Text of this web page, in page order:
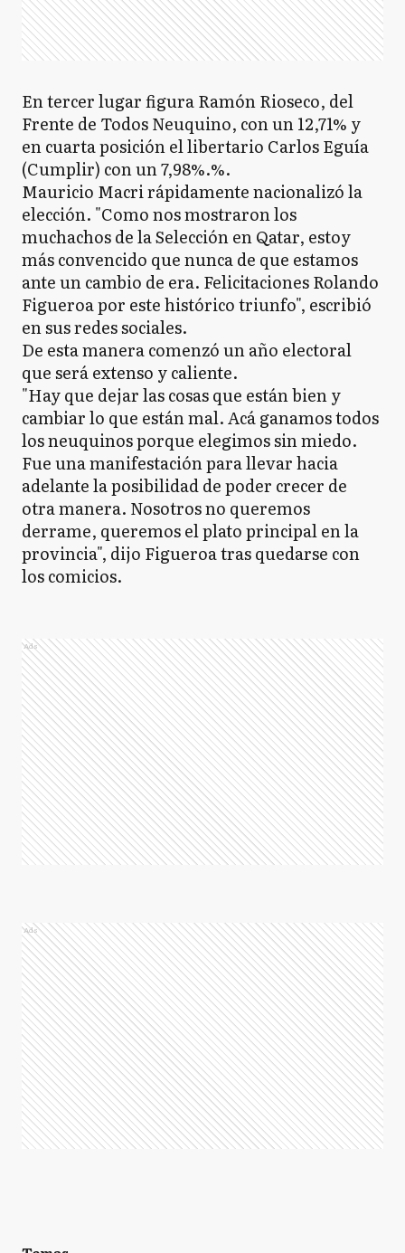
En tercer lugar figura Ramón Rioseco, del
Frente de Todos Neuquino, con un 12,71% y
en cuarta posición el libertario Carlos Eguía
(Cumplir) con un 7,98%.%.
Mauricio Macri rápidamente nacionalizó la
elección. "Como nos mostraron los
muchachos de la Selección en Qatar, estoy
más convencido que nunca de que estamos
ante un cambio de era. Felicitaciones Rolando
Figueroa por este histórico triunfo", escribió
en sus redes sociales.
De esta manera comenzó un año electoral
que será extenso y caliente.
"Hay que dejar las cosas que están bien y
cambiar lo que están mal. Acá ganamos todos
los neuquinos porque elegimos sin miedo.
Fue una manifestación para llevar hacia
adelante la posibilidad de poder crecer de
otra manera. Nosotros no queremos
derrame, queremos el plato principal en la
provincia", dijo Figueroa tras quedarse con
los comicios.
Ads
Ads